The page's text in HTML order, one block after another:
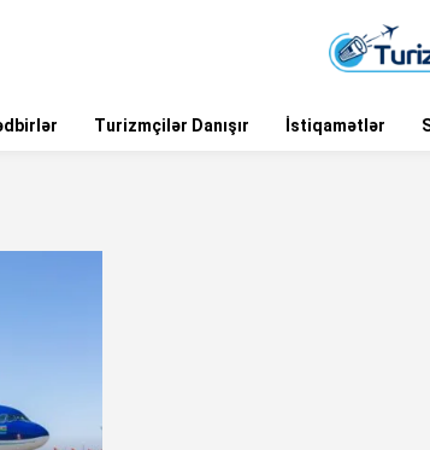
Turizmçilər Danışır İstiqamətlər